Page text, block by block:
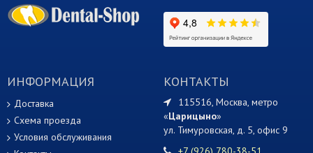
ИНФОРМАЦИЯ
Доставка
Схема проезда
Условия обслуживания
КОНТАКТЫ
115516, Москва, метро
«Царицыно»
ул. Тимуровская, д. 5, офис 9